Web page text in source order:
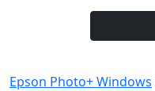
Epson Photo+ Windows